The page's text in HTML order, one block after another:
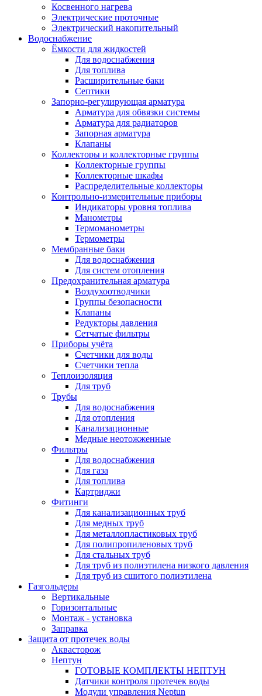
Косвенного нагрева
Электрические проточные
Электрический накопительный
Водоснабжение
Ёмкости для жидкостей
Для водоснабжения
Для топлива
Расширительные баки
Септики
Запорно-регулирующая арматура
Арматура для обвязки системы
Арматура для радиаторов
Запорная арматура
Клапаны
Коллекторы и коллекторные группы
Коллекторные группы
Коллекторные шкафы
Распределительные коллекторы
Контрольно-измерительные приборы
Индикаторы уровня топлива
Манометры
Термоманометры
Термометры
Мембранные баки
Для водоснабжения
Для систем отопления
Предохранительная арматура
Воздухоотводчики
Группы безопасности
Клапаны
Редукторы давления
Сетчатые фильтры
Приборы учёта
Счетчики для воды
Счетчики тепла
Теплоизоляция
Для труб
Трубы
Для водоснабжения
Для отопления
Канализационные
Медные неотожженные
Фильтры
Для водоснабжения
Для газа
Для топлива
Картриджи
Фитинги
Для канализационных труб
Для медных труб
Для металлопластиковых труб
Для полипропиленовых труб
Для стальных труб
Для труб из полиэтилена низкого давления
Для труб из сшитого полиэтилена
Газгольдеры
Вертикальные
Горизонтальные
Монтаж - установка
Заправка
Защита от протечек воды
Аквасторож
Нептун
ГОТОВЫЕ КОМПЛЕКТЫ НЕПТУН
Датчики контроля протечек воды
Модули управления Neptun